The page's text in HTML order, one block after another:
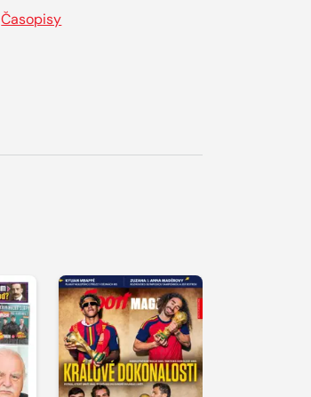
Časopisy